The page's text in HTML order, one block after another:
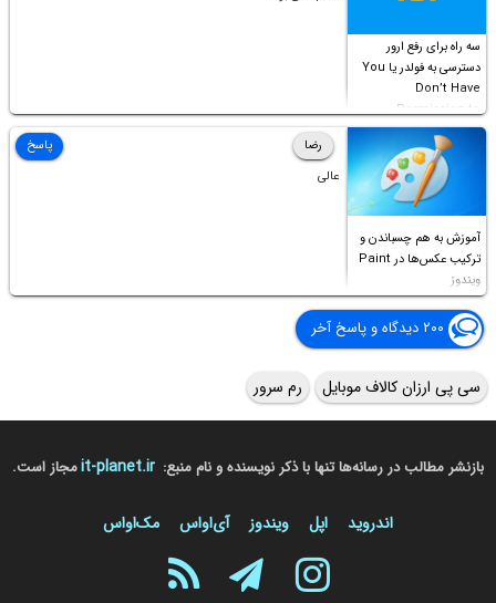
سه راه برای رفع ارور
دسترسی به فولدر یا You
Don’t Have
Permission to
Access this folder
آموزش به هم چسباندن و
ترکیب عکس‌ها در Paint
ویندوز
رضا
عالی
پاسخ
۲۰۰ دیدگاه و پاسخ آخر
سی پی ارزان کالاف موبایل رم سرور
بازنشر مطالب در رسانه‌ها تنها با ذکر نویسنده و نام منبع: it-planet.irمجاز است.
اندروید اپل ویندوز آی‌او‌اس مک‌او‌اس